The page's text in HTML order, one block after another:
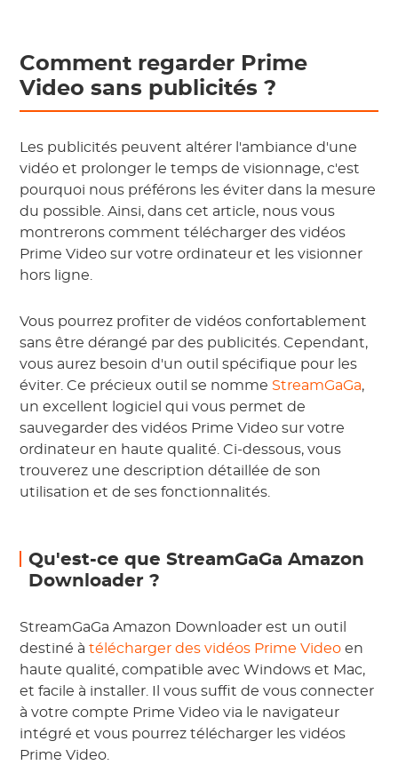
Comment regarder Prime
Video sans publicités ?
Les publicités peuvent altérer l'ambiance d'une
vidéo et prolonger le temps de visionnage, c'est
pourquoi nous préférons les éviter dans la mesure
du possible. Ainsi, dans cet article, nous vous
montrerons comment télécharger des vidéos
Prime Video sur votre ordinateur et les visionner
hors ligne.
Vous pourrez profiter de vidéos confortablement
sans être dérangé par des publicités. Cependant,
vous aurez besoin d'un outil spécifique pour les
éviter. Ce précieux outil se nomme StreamGaGa,
un excellent logiciel qui vous permet de
sauvegarder des vidéos Prime Video sur votre
ordinateur en haute qualité. Ci-dessous, vous
trouverez une description détaillée de son
utilisation et de ses fonctionnalités.
Qu'est-ce que StreamGaGa Amazon
Downloader ?
StreamGaGa Amazon Downloader est un outil
destiné àtélécharger des vidéos Prime Video en
haute qualité, compatible avec Windows et Mac,
et facile à installer. Il vous suffit de vous connecter
à votre compte Prime Video via le navigateur
intégré et vous pourrez télécharger les vidéos
Prime Video.